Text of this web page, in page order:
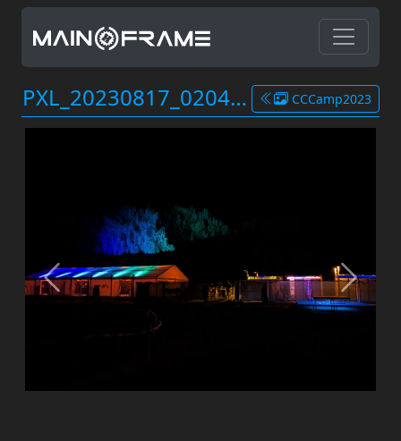
PXL_20230817_020413353.jpg CCCamp2023